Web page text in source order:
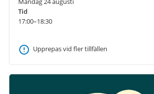
Tid
17:00–18:30
Upprepas vid fler tillfällen